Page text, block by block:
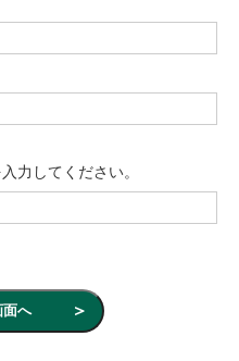
力してください。